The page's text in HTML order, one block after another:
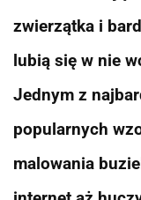
zwierzątka i
lubią się w nie
Jednym z
popularnych
malowania